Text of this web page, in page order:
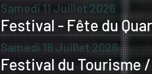
Samedi 11 Juillet 2026
Festival - Fête du
Samedi 18 Juillet 2026
Festival du Tourisme